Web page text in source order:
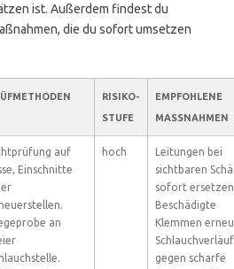
ist. Außerdem findest du
die du sofort umsetzen
RISIKO-
STUFE
EMPFOHLENE
MASSNAHMEN
auf
Einschnitte
an
hoch
Leitungen bei
sichtbaren
sofort
Beschädigte
Klemmen
gegen scharfe